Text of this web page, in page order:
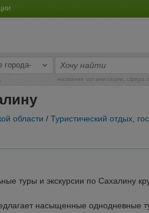
название организации, сфера
области / Туристический отдых,
туры и экскурсии по Сахалину
насыщенные однодневные